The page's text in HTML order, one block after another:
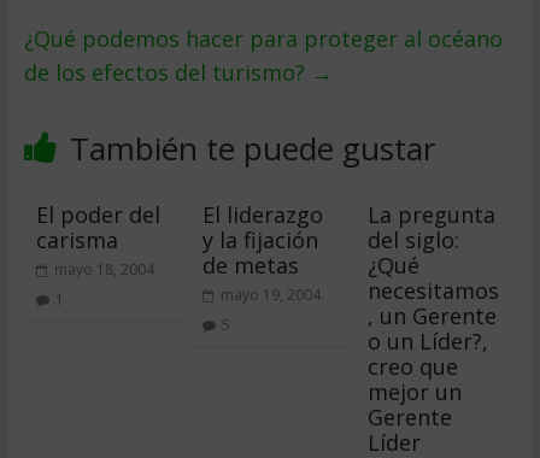
¿Qué podemos hacer para proteger al océano
de los efectos del turismo? →
También te puede gustar
El poder del
carisma
mayo 18, 2004
1
El liderazgo
y la fijación
de metas
mayo 19, 2004
5
La pregunta
del siglo:
¿Qué
necesitamos
, un Gerente
o un Líder?,
creo que
mejor un
Gerente
Líder